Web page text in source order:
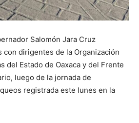
Salomón Jara Cruz
con dirigentes de la Organización
del Estado de Oaxaca y del Frente
luego de la jornada de
registrada este lunes en la